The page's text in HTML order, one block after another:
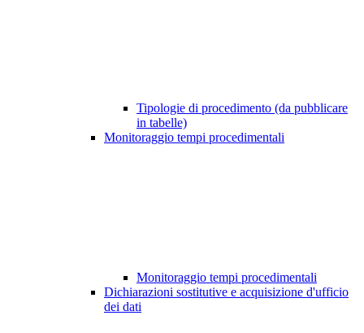
Tipologie di procedimento (da pubblicare
in tabelle)
Monitoraggio tempi procedimentali
Monitoraggio tempi procedimentali
Dichiarazioni sostitutive e acquisizione d'ufficio
dei dati